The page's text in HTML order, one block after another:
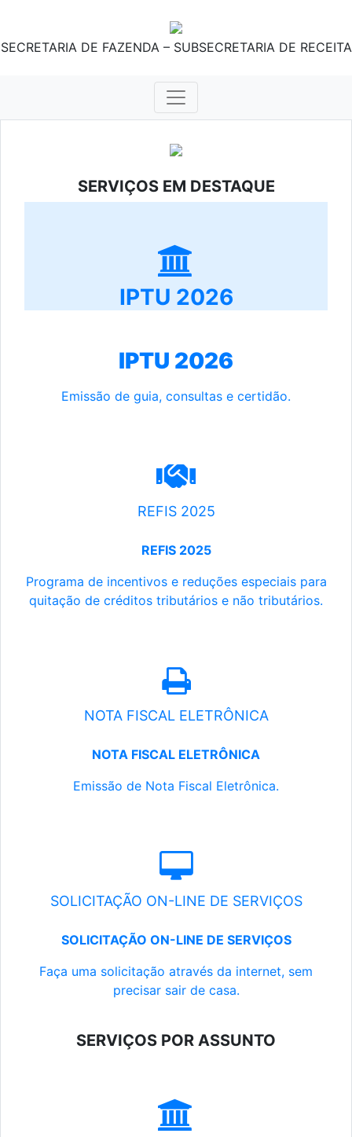
SECRETARIA DE FAZENDA – SUBSECRETARIA DE RECEITA
SERVIÇOS EM DESTAQUE
IPTU 2026
IPTU 2026
Emissão de guia, consultas e certidão.
REFIS 2025
REFIS 2025
Programa de incentivos e reduções especiais para
quitação de créditos tributários e não tributários.
NOTA FISCAL ELETRÔNICA
NOTA FISCAL ELETRÔNICA
Emissão de Nota Fiscal Eletrônica.
SOLICITAÇÃO ON-LINE DE SERVIÇOS
SOLICITAÇÃO ON-LINE DE SERVIÇOS
Faça uma solicitação através da internet, sem
precisar sair de casa.
SERVIÇOS POR ASSUNTO